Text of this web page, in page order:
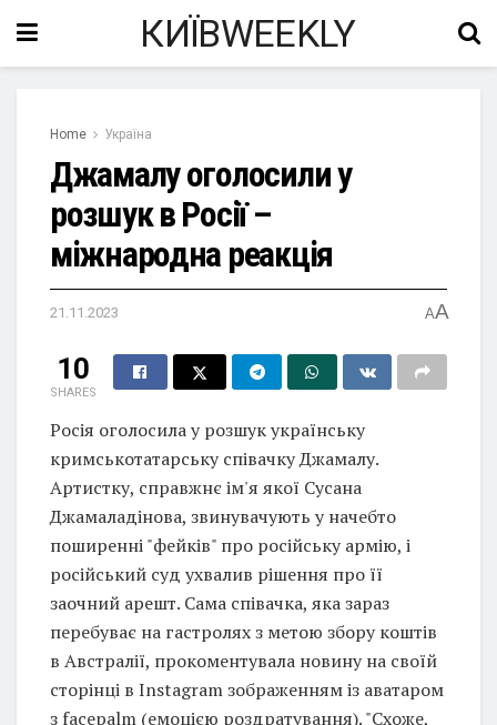
КИЇВWEEKLY
Home Україна
Джамалу оголосили у
розшук в Росії –
міжнародна реакція
21.11.2023 AA
10
SHARES
Росія оголосила у розшук українську
кримськотатарську співачку Джамалу.
Артистку, справжнє ім'я якої Сусана
Джамаладінова, звинувачують у начебто
поширенні "фейків" про російську армію, і
російський суд ухвалив рішення про її
заочний арешт. Сама співачка, яка зараз
перебуває на гастролях з метою збору коштів
в Австралії, прокоментувала новину на своїй
сторінці в Instagram зображенням із аватаром
з facepalm (емоцією роздратування). "Схоже,